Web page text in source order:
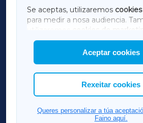
Se aceptas, utilizaremos
para medir a nosa audiencia.
utilizaremos
cookies de
mostrar publicidade de terceiros.
Así mesmo, podes personalizar
cookies que desexas permitir.
Aceptar cookies
Rexeitar cookies
Queres personalizar a túa
Faino aquí.
AMARIÑAXA
RIBEIRASACRAXA
ACORUÑAXA
FERROLXA